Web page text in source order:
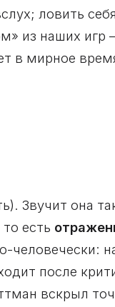
ловить
из наших
мирное
Звучит она
есть
человечески:
после
вскрыл